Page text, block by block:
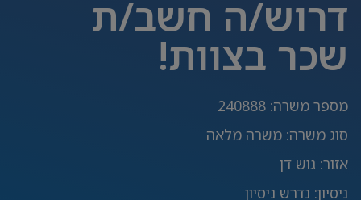
דרוש/ה חשב/ת
שכר בצוות!
מספר משרה:
240888
סוג משרה: משרה מלאה
אזור: גוש דן
ניסיון: נדרש ניסיון